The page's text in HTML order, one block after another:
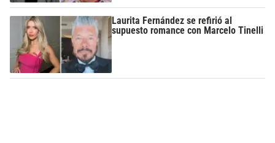
Laurita Fernández se refirió al
supuesto romance con Marcelo Tinelli